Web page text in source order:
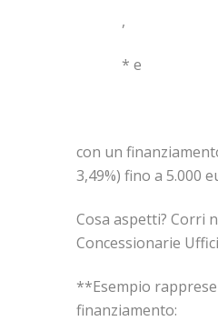
,
* e
con un
3,49%) fino a 5.000
Cosa aspetti? Corri
Concessionarie
**Esempio
finanziamento: